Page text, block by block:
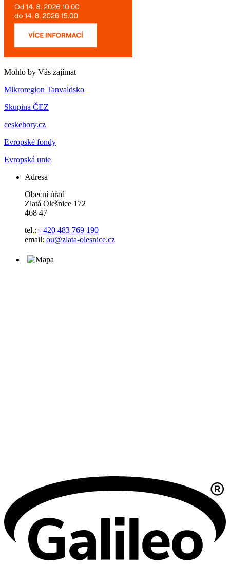
Mohlo by Vás zajímat
Mikroregion Tanvaldsko
Skupina ČEZ
ceskehory.cz
Evropské fondy
Evropská unie
Adresa
Obecní úřad
Zlatá Olešnice 172
468 47
tel.: +420 483 769 190
email: ou@zlata-olesnice.cz